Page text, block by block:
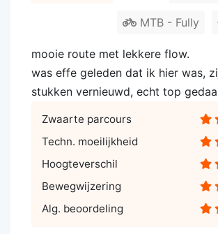
MTB - Fully
mooie route met lekkere flow.
was effe geleden dat ik hier was,
stukken vernieuwd, echt top
Zwaarte parcours
Techn. moeilijkheid
Hoogteverschil
Bewegwijzering
Alg. beoordeling